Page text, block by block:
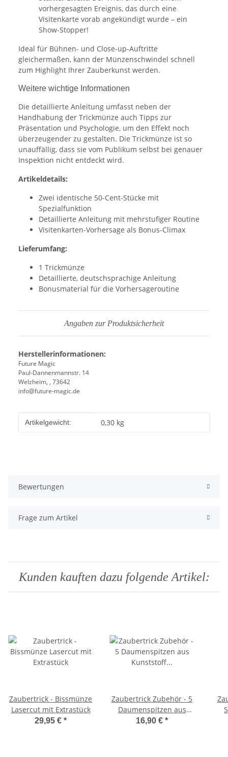
vorhergesagten Ereignis, das durch eine
Visitenkarte vorab angekündigt wurde – ein
Show-Stopper!
Ideal für Bühnen- und Close-up-Auftritte
gleichermaßen, kann der Münzenschwindel schnell
zum Highlight Ihrer Zauberkunst werden.
Weitere wichtige Informationen
Die detaillierte Anleitung umfasst neben der
Handhabung der Trickmünze auch Tipps zur
Präsentation und Psychologie, um den Effekt noch
überzeugender zu gestalten. Die Trickmünze ist so
unauffällig, dass sie vom Publikum selbst bei genauer
Inspektion nicht entdeckt wird.
Artikeldetails:
Zwei identische 50-Cent-Stücke mit
Spezialfunktion
Detaillierte Anleitung mit mehrstufiger Routine
Visitenkarten-Vorhersage als Bonus-Climax
Lieferumfang:
1 Trickmünze
Detaillierte, deutschsprachige Anleitung
Bonusmaterial für die Vorhersageroutine
Angaben zur Produktsicherheit
Herstellerinformationen:
Future Magic
Paul-Dannenmannstr. 14
Welzheim, , 73642
info@future-magic.de
Produkteigenschaft
Wert
Artikelgewicht: 0,30 kg
Bewertungen
Frage zum Artikel
Kunden kauften dazu folgende Artikel:
Zaubertrick - Bissmünze
Lasercut mit Extrastück
29,95 € *
Zaubertrick Zubehör - 5
Daumenspitzen aus
Kunststoff (Set)
16,90 € *